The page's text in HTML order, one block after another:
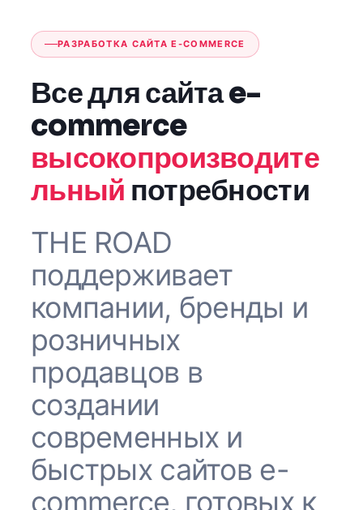
РАЗРАБОТКА САЙТА E-COMMERCE
Все для сайта e-
commerce
высокопроизводите
льный потребности
THE ROAD
поддерживает
компании, бренды и
розничных
продавцов в
создании
современных и
быстрых сайтов e-
commerce, готовых к